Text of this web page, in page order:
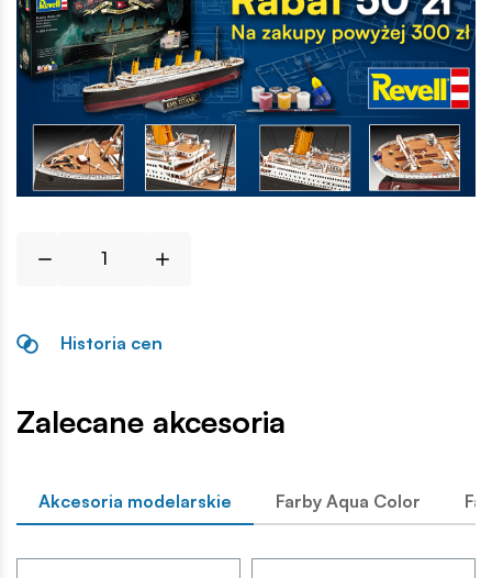
Historia cen
Zalecane akcesoria
Akcesoria modelarskie Farby Aqua Color